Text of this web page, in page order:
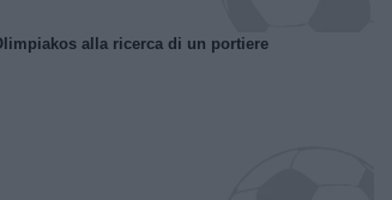
alla ricerca di un portiere